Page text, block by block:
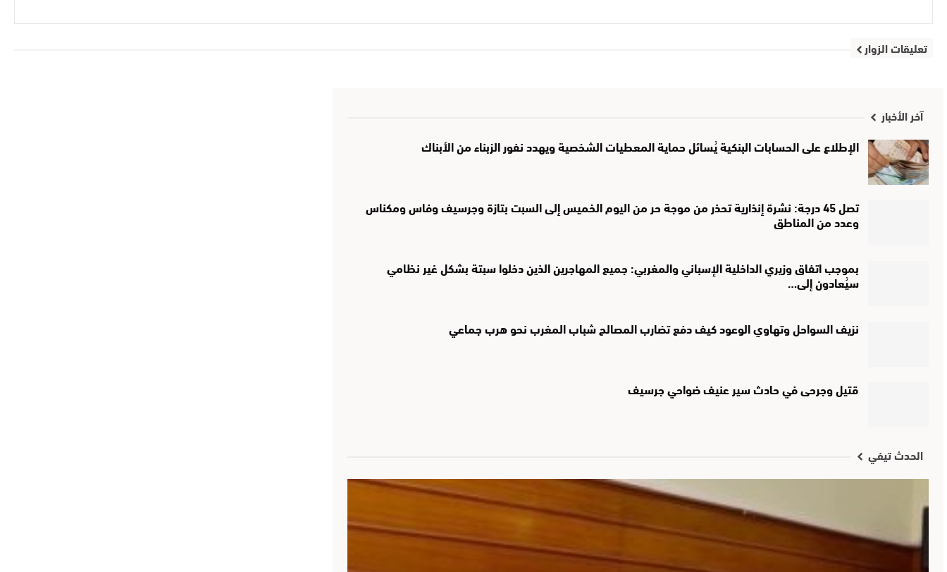
تعليقات الزوار
آخر الأخبار
الإطلاع على الحسابات البنكية يُسائل حماية المعطيات الشخصية ويهدد نفور الزبناء من الأبناك
تصل 45 درجة: نشرة إنذارية تحذر من موجة حر من اليوم الخميس إلى السبت بتازة وجرسيف وفاس ومكناس
وعدد من المناطق
بموجب اتفاق وزيري الداخلية الإسباني والمغربي: جميع المهاجرين الذين دخلوا سبتة بشكل غير نظامي
سيُعادون إلى…
نزيف السواحل وتهاوي الوعود كيف دفع تضارب المصالح شباب المغرب نحو هرب جماعي
قتيل وجرحى في حادث سير عنيف ضواحي جرسيف
الحدث تيفي